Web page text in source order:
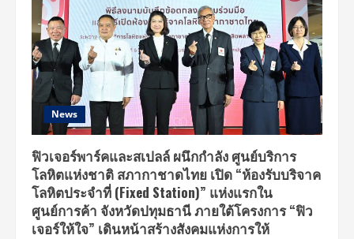
เมือง
ไทย
กระแส
แรง
เปิด
ขาย
บัตร
Early
Bird
ที่
Sold
out
5
นาที
News
ฟิวเจอร์พาร์คและสเปลล์ ผนึกกำลัง ศูนย์บริการ
โลหิตแห่งชาติ สภากาชาดไทย เปิด “ห้องรับบริจาค
โลหิตประจำที่ (Fixed Station)” แห่งแรกใน
ศูนย์การค้า จังหวัดปทุมธานี ภายใต้โครงการ “ฟิว
เจอร์ให้ใจ” เดินหน้าสร้างสังคมแห่งการให้